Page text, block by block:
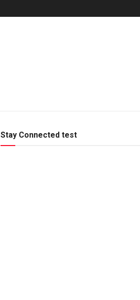
Stay Connected test